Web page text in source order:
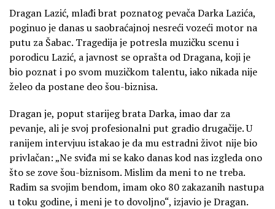
Dragan Lazić, mlađi brat poznatog pevača Darka Lazića,
poginuo je danas u saobraćajnoj nesreći vozeći motor na
putu za Šabac. Tragedija je potresla muzičku scenu i
porodicu Lazić, a javnost se oprašta od Dragana, koji je
bio poznat i po svom muzičkom talentu, iako nikada nije
želeo da postane deo šou-biznisa.
Dragan je, poput starijeg brata Darka, imao dar za
pevanje, ali je svoj profesionalni put gradio drugačije. U
ranijem intervjuu istakao je da mu estradni život nije bio
privlačan: „Ne sviđa mi se kako danas kod nas izgleda ono
što se zove šou-biznisom. Mislim da meni to ne treba.
Radim sa svojim bendom, imam oko 80 zakazanih nastupa
u toku godine, i meni je to dovoljno“, izjavio je Dragan.